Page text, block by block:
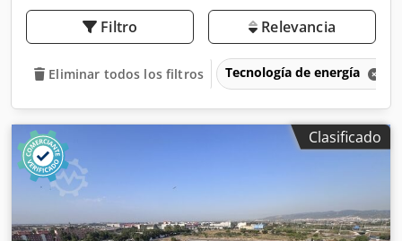
Filtro Relevancia
Eliminar todos los filtros Tecnología de energía
Clasificado